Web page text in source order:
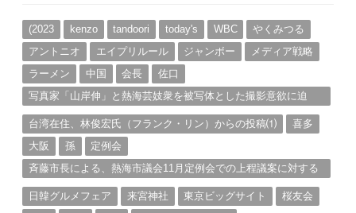
ブ(2023 kenzo tandoori today's WBC
やくみつる
アントニオ
エイプリルール ジャンボー
メディア戦略
ラーメン
中国 会長
佐口
写真家「山岸伸」と熱海芸妓衆を被写体とした撮影意欲に迫
台湾在住、林俊宏氏（フランク・リン）からの投稿⑴
喜多
大阪
孫
定例会
斉藤市長による、熱海市議会11月定例会での上程議案に対する
日韓グルメフェア
来宮神社 東京ビッグサイト
桜友会